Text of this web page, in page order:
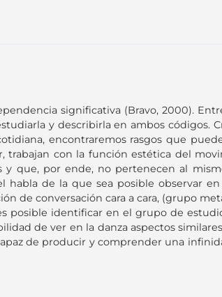
significativa (Bravo, 2000).
y describirla en ambos códigos.
encontraremos rasgos que
con la función estética del
que, por ende, no pertenecen al
de la que sea posible observar
de conversación cara a cara, (grupo
posible identificar en el grupo de
de ver en la danza aspectos
de producir y comprender una